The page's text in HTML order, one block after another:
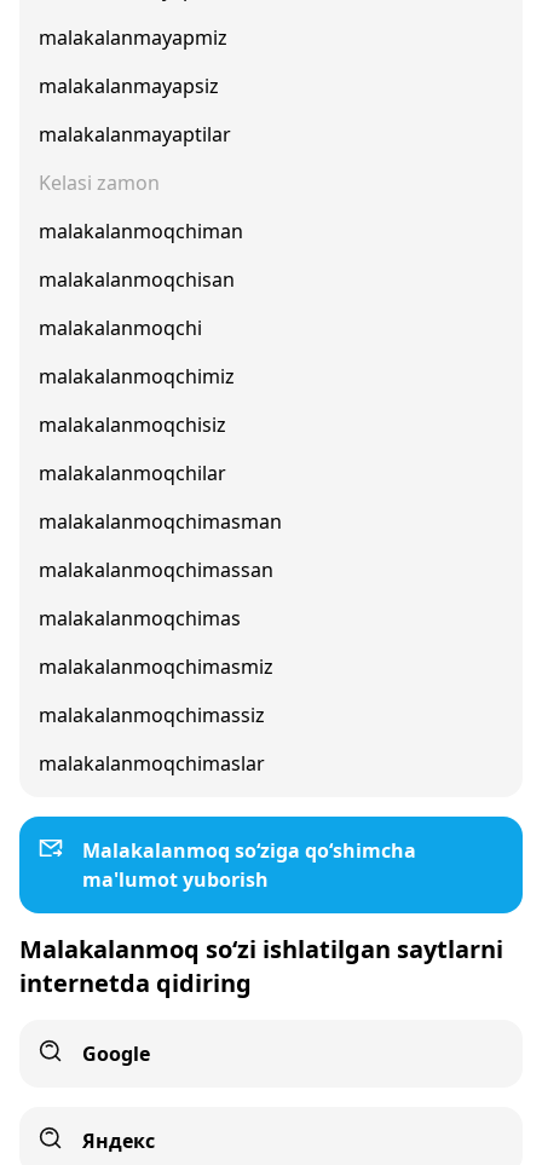
malakalanmayapmiz
malakalanmayapsiz
malakalanmayaptilar
Kelasi zamon
malakalanmoqchiman
malakalanmoqchisan
malakalanmoqchi
malakalanmoqchimiz
malakalanmoqchisiz
malakalanmoqchilar
malakalanmoqchimasman
malakalanmoqchimassan
malakalanmoqchimas
malakalanmoqchimasmiz
malakalanmoqchimassiz
malakalanmoqchimaslar
Malakalanmoq so‘ziga qo‘shimcha
ma'lumot yuborish
Malakalanmoq so‘zi ishlatilgan saytlarni
internetda qidiring
Google
Яндекс